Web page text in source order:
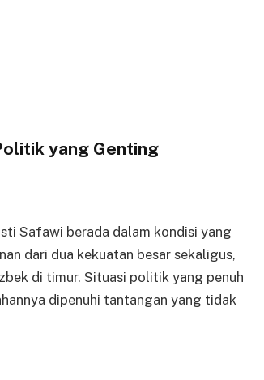
yang Genting
Safawi berada dalam kondisi yang
dari dua kekuatan besar sekaligus,
di timur. Situasi politik yang penuh
dipenuhi tantangan yang tidak